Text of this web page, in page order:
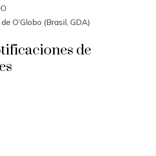
O’Globo (Brasil, GDA)
de